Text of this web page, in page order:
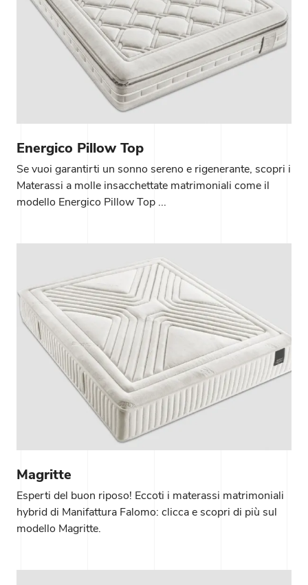
Energico Pillow Top
Se vuoi garantirti un sonno sereno e rigenerante, scopri i
Materassi a molle insacchettate matrimoniali come il
modello Energico Pillow Top ...
Magritte
Esperti del buon riposo! Eccoti i materassi matrimoniali
hybrid di Manifattura Falomo: clicca e scopri di più sul
modello Magritte.